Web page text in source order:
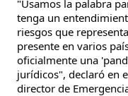
"Usamos la palabra
tenga un
riesgos que
presente en varios
oficialmente una
jurídicos", declaró en
director de